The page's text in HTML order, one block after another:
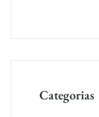
Categorias